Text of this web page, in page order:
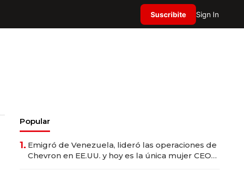
Suscribite Sign In
Popular
1. Emigró de Venezuela, lideró las operaciones de
Chevron en EE.UU. y hoy es la única mujer CEO